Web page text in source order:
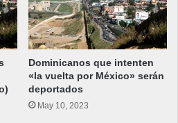
Dominicanos que intenten
«la vuelta por México» serán
deportados
May 10, 2023